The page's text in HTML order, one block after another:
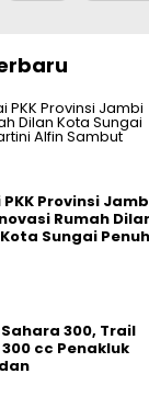
Provinsi
Rumah
Sungai Penuh
Sahara 300, Trail
cc Penakluk